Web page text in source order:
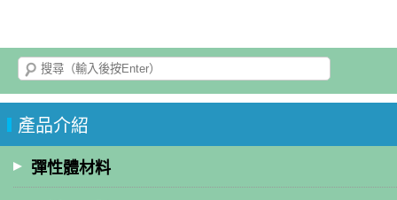
產品介紹
彈性體材料